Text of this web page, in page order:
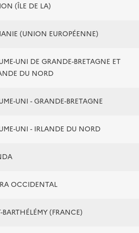
(ÎLE DE LA)
(UNION EUROPÉENNE)
UNI DE GRANDE-BRETAGNE ET
DU NORD
UNI - GRANDE-BRETAGNE
UNI - IRLANDE DU NORD
OCCIDENTAL
BARTHÉLÉMY (FRANCE)